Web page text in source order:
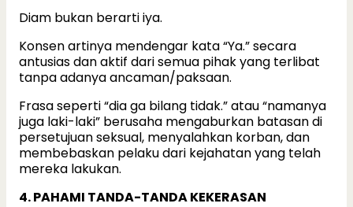
Diam bukan berarti iya.
Konsen artinya mendengar kata “Ya.” secara
antusias dan aktif dari semua pihak yang terlibat
tanpa adanya ancaman/paksaan.
Frasa seperti “dia ga bilang tidak.” atau “namanya
juga laki-laki” berusaha mengaburkan batasan di
persetujuan seksual, menyalahkan korban, dan
membebaskan pelaku dari kejahatan yang telah
mereka lakukan.
4. PAHAMI TANDA-TANDA KEKERASAN